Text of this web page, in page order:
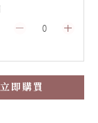
立即購買